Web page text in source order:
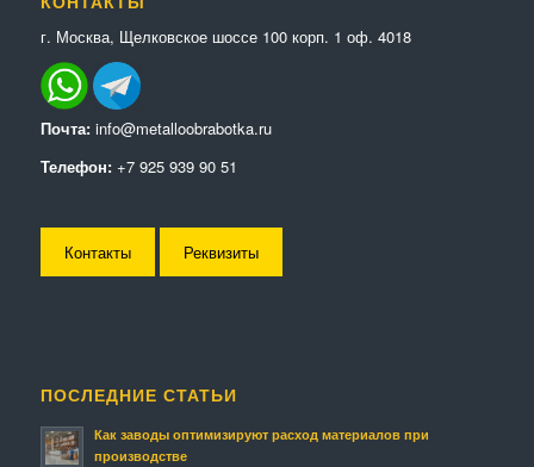
г. Москва, Щелковское шоссе 100 корп. 1 оф. 4018
Почта: info@metalloobrabotka.ru
Телефон: +7 925 939 90 51
Контакты Реквизиты
ПОСЛЕДНИЕ СТАТЬИ
Как заводы оптимизируют расход материалов при
производстве